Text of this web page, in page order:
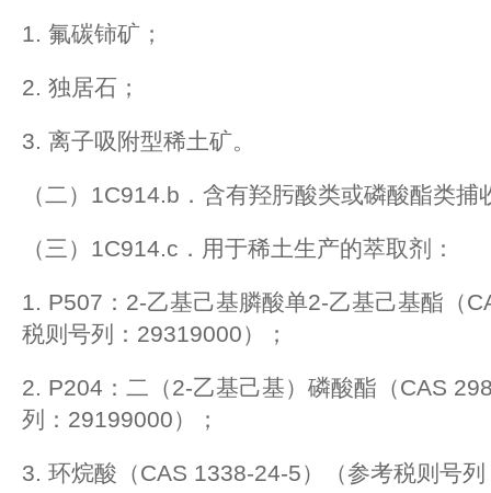
1. 氟碳铈矿；
2. 独居石；
3. 离子吸附型稀土矿。
（二）1C914.b．含有羟肟酸类或磷酸酯类
（三）1C914.c．用于稀土生产的萃取剂：
1. P507：2-乙基己基膦酸单2-乙基己基酯（
税则号列：29319000）；
2. P204：二（2-乙基己基）磷酸酯（CAS
列：29199000）；
3. 环烷酸（CAS 1338-24-5）（参考税则号